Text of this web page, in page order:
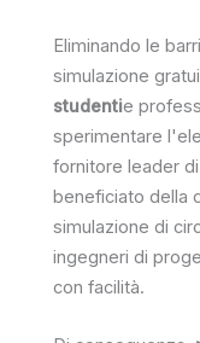
Eliminando le
simulazione
studentie
sperimentare
fornitore leader
beneficiato della
simulazione di
ingegneri di
con facilità.